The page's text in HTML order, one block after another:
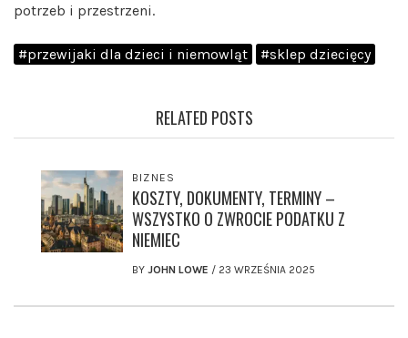
potrzeb i przestrzeni.
#przewijaki dla dzieci i niemowląt #sklep dziecięcy
RELATED POSTS
BIZNES
KOSZTY, DOKUMENTY, TERMINY –
WSZYSTKO O ZWROCIE PODATKU Z
NIEMIEC
BY JOHN LOWE / 23 WRZEŚNIA 2025